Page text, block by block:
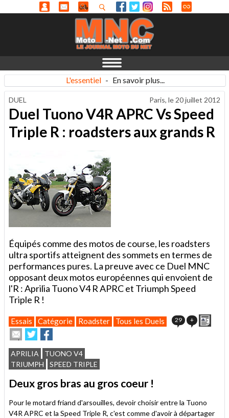
L'essentiel - En savoir plus...
DUEL Paris, le 20 juillet 2012
Duel Tuono V4R APRC Vs Speed
Triple R : roadsters aux grands R
Équipés comme des motos de course, les roadsters
ultra sportifs atteignent des sommets en termes de
performances pures. La preuve avec ce Duel MNC
opposant deux motos européennes qui envoient de
l'R : Aprilia Tuono V4 R APRC et Triumph Speed
Triple R !
Essais Catégorie Roadster Tous les Duels 29 +
Envoyer
cet
article
à
un
Partager
sur
Twitter
sur
Facebook
APRILIA
TUONO V4
TRIUMPH
SPEED TRIPLE
Deux gros bras au gros coeur !
Pour le motard friand d'arsouilles, devoir choisir entre la Tuono
V4R APRC et la Speed Triple R, c'est comme d'avoir à départager